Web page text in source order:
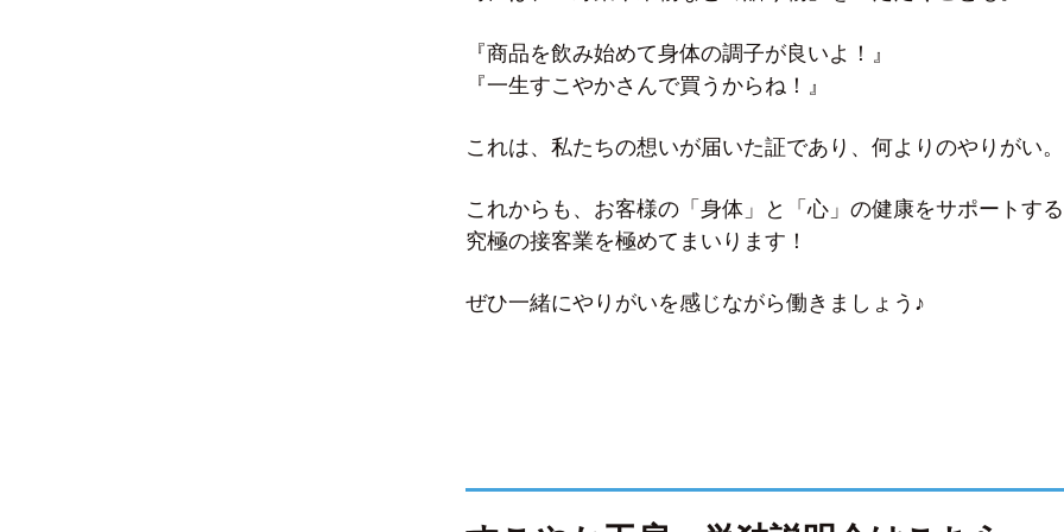
『商品を飲み始めて身体の調子が良いよ！』
『一生すこやかさんで買うからね！』
これは、私たちの想いが届いた証であり、何よりのやりがい。
これからも、お客様の「身体」と「心」の健康をサポートす
究極の接客業を極めてまいります！
ぜひ一緒にやりがいを感じながら働きましょう♪